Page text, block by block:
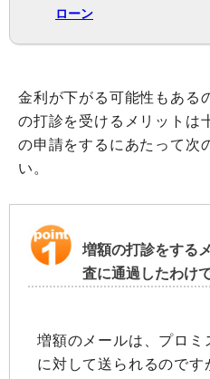
ローン
金利が下がる可能性もある
の打診を受けるメリットは
の申請をするにあたって次
い。
増額の打診をする
査に通過したわけ
増額のメールは、プロミ
に対して送られるのです